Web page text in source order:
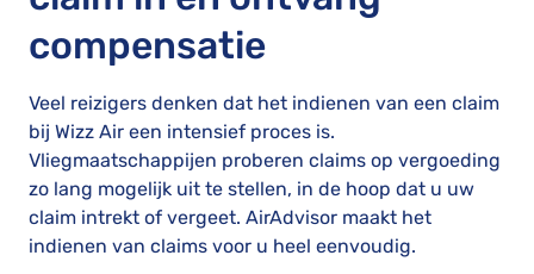
compensatie
Veel reizigers denken dat het indienen van een claim
bij Wizz Air een intensief proces is.
Vliegmaatschappijen proberen claims op vergoeding
zo lang mogelijk uit te stellen, in de hoop dat u uw
claim intrekt of vergeet. AirAdvisor maakt het
indienen van claims voor u heel eenvoudig.